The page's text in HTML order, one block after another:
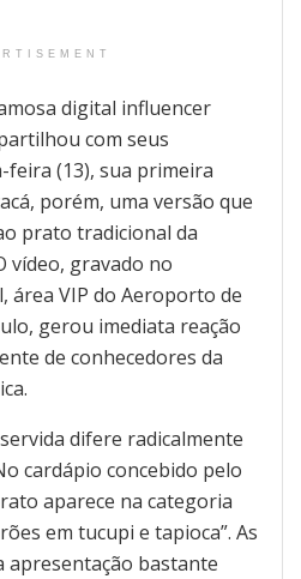
digital influencer
com seus
(13), sua primeira
porém, uma versão que
prato tradicional da
vídeo, gravado no
área VIP do Aeroporto de
gerou imediata reação
de conhecedores da
difere radicalmente
cardápio concebido pelo
aparece na categoria
em tucupi e tapioca”. As
apresentação bastante